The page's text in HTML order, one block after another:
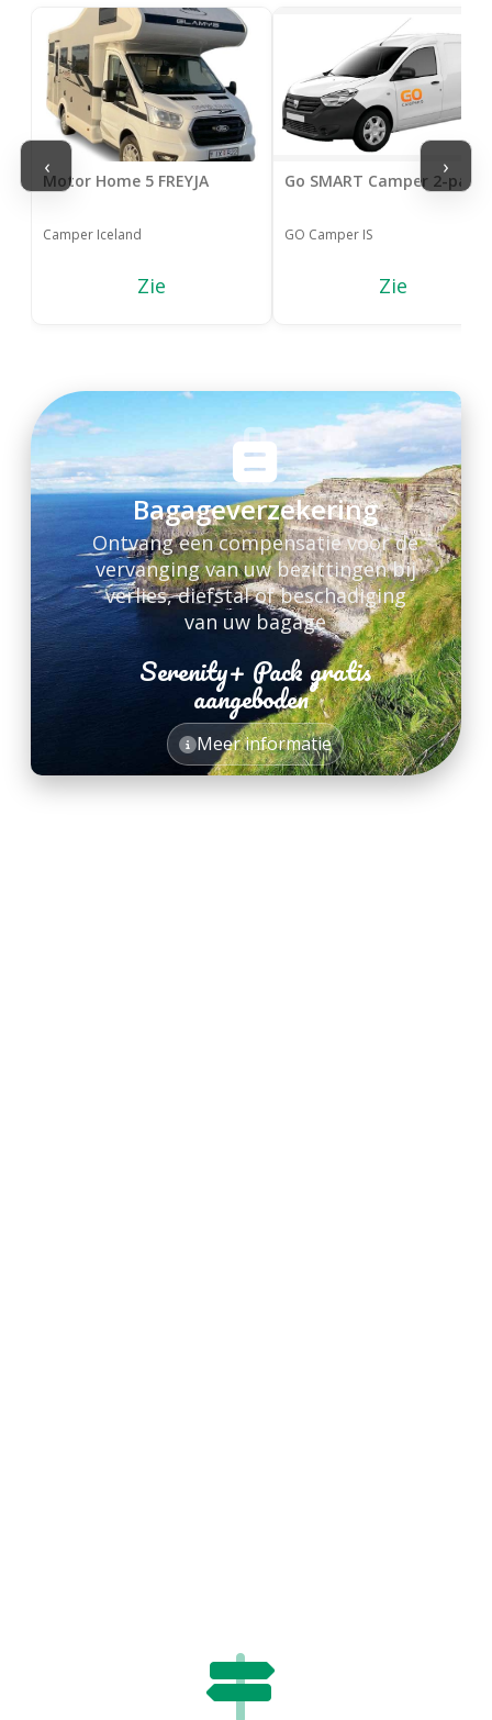
‹ ›
Motor Home 5 FREYJA
Camper Iceland
Zie
Go SMART Camper 2-pax
GO Camper IS
Zie
*
Bagageverzekering
Ontvang een compensatie voor de
vervanging van uw bezittingen bij
verlies, diefstal of beschadiging
van uw bagage
Serenity+ Pack gratis
aangeboden*
Meer informatie